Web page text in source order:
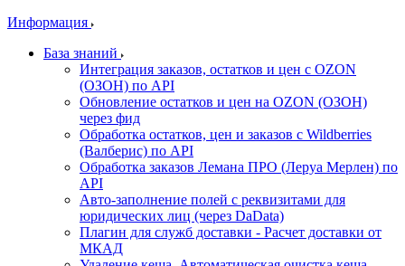
Информация
База знаний
Интеграция заказов, остатков и цен с OZON
(ОЗОН) по API
Обновление остатков и цен на OZON (ОЗОН)
через фид
Обработка остатков, цен и заказов с Wildberries
(Валберис) по API
Обработка заказов Лемана ПРО (Леруа Мерлен) по
API
Авто-заполнение полей с реквизитами для
юридических лиц (через DaData)
Плагин для служб доставки - Расчет доставки от
МКАД